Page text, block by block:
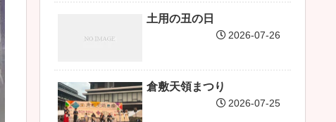
土用の丑の日
2026-07-26
倉敷天領まつり
2026-07-25